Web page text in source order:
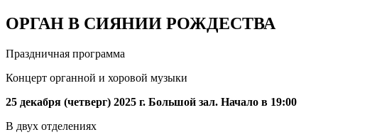
ОРГАН В СИЯНИИ РОЖДЕСТВА
Праздничная программа
Концерт органной и хоровой музыки
25 декабря (четверг) 2025 г. Большой зал. Начало в 19:00
В двух отделениях